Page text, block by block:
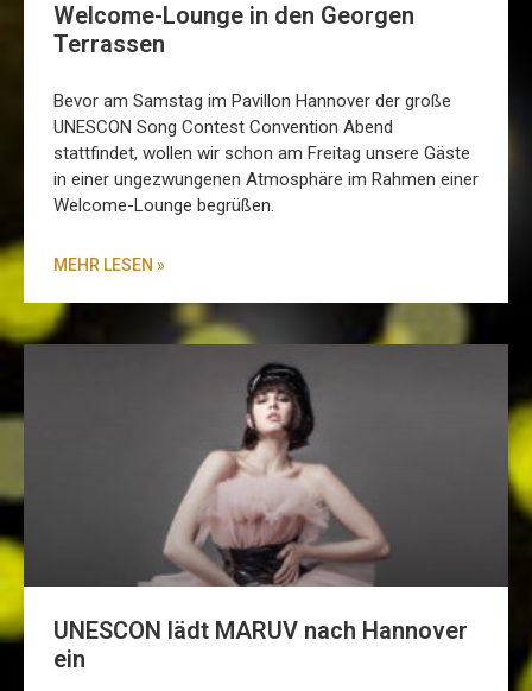
Welcome-Lounge in den Georgen
Terrassen
Bevor am Samstag im Pavillon Hannover der große
UNESCON Song Contest Convention Abend
stattfindet, wollen wir schon am Freitag unsere Gäste
in einer ungezwungenen Atmosphäre im Rahmen einer
Welcome-Lounge begrüßen.
MEHR LESEN »
UNESCON lädt MARUV nach Hannover
ein